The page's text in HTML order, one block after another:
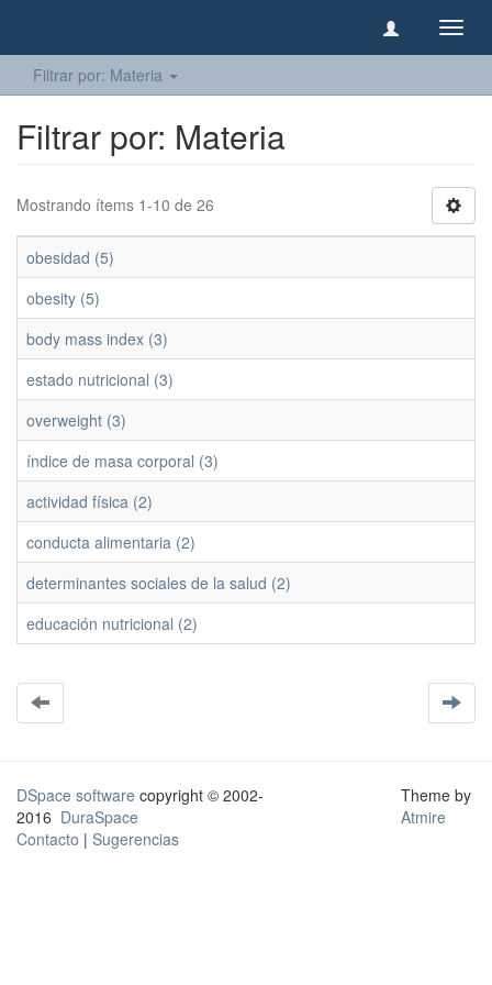
Filtrar por: Materia
Filtrar por: Materia
Mostrando ítems 1-10 de 26
obesidad (5)
obesity (5)
body mass index (3)
estado nutricional (3)
overweight (3)
índice de masa corporal (3)
actividad física (2)
conducta alimentaria (2)
determinantes sociales de la salud (2)
educación nutricional (2)
DSpace software copyright © 2002-
2016 DuraSpace
Contacto | Sugerencias
Theme by
Atmire